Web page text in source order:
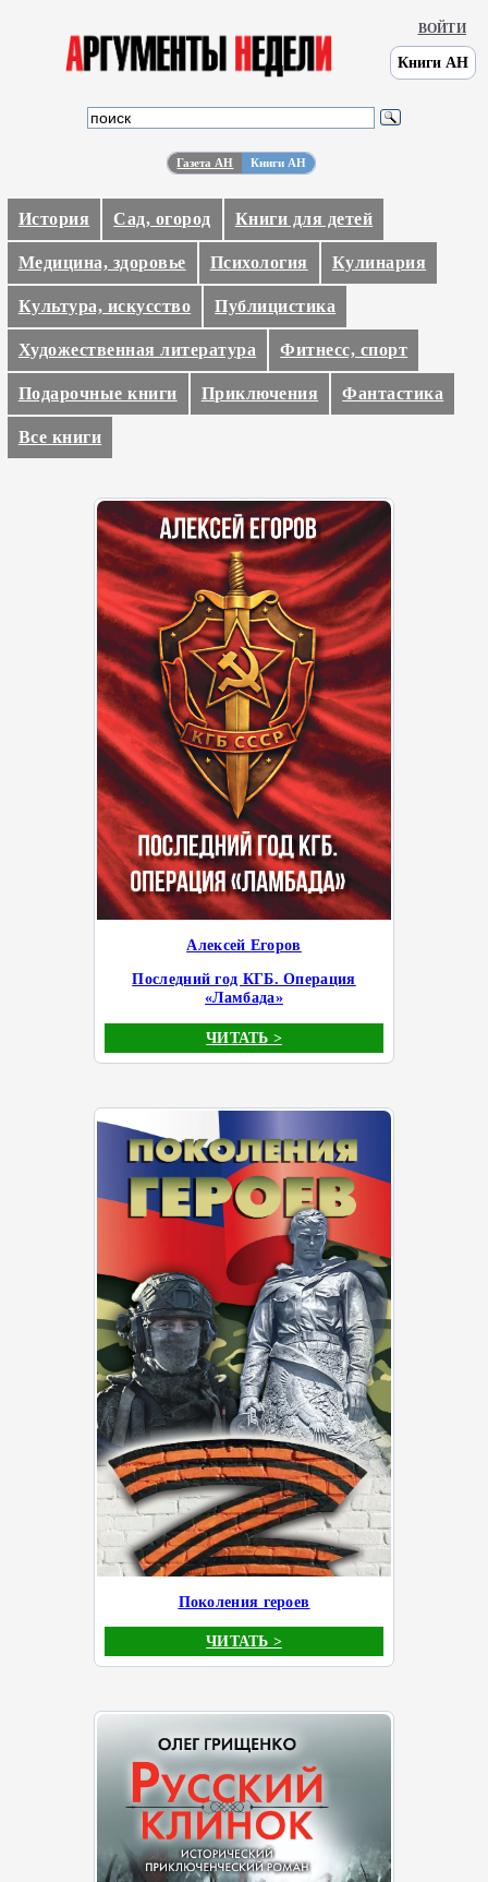
Книги АН
ВОЙТИ
Газета АН Книги АН
История Сад, огород Книги для детей
Медицина, здоровье Психология Кулинария
Культура, искусство Публицистика
Художественная литература Фитнесс, спорт
Подарочные книги Приключения Фантастика
Все книги
Алексей Егоров
Последний год КГБ. Операция
«Ламбада»
ЧИТАТЬ >
Поколения героев
ЧИТАТЬ >